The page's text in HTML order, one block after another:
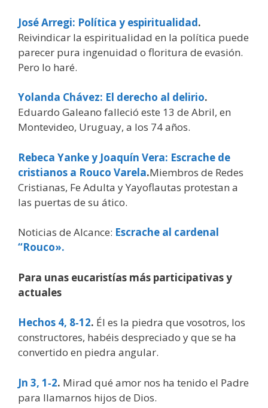
José Arregi: Política y espiritualidad.
Reivindicar la espiritualidad en la política puede
parecer pura ingenuidad o floritura de evasión.
Pero lo haré.
Yolanda Chávez: El derecho al delirio.
Eduardo Galeano falleció este 13 de Abril, en
Montevideo, Uruguay, a los 74 años.
Rebeca Yanke y Joaquín Vera: Escrache de
cristianos a Rouco Varela.Miembros de Redes
Cristianas, Fe Adulta y Yayoflautas protestan a
las puertas de su ático.
Noticias de Alcance: Escrache al cardenal
“Rouco».
Para unas eucaristías más participativas y
actuales
Hechos 4, 8‑12. Él es la piedra que vosotros, los
constructores, habéis despreciado y que se ha
convertido en piedra angular.
Jn 3, 1‑2. Mirad qué amor nos ha tenido el Padre
para llamarnos hijos de Dios.